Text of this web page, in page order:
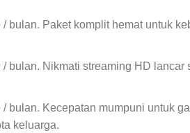
/ bulan. Paket komplit hemat untuk
/ bulan. Nikmati streaming HD lancar
/ bulan. Kecepatan mumpuni untuk
keluarga.